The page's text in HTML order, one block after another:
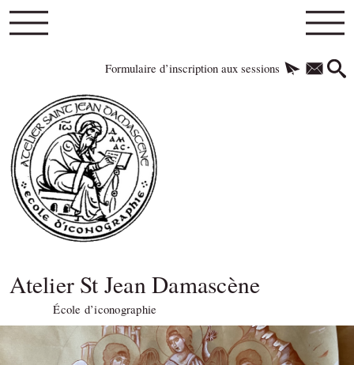
Formulaire d’inscription aux sessions
Atelier St Jean Damascène
École d’iconographie